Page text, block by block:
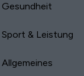
Gesundheit
Sport & Leistung
Allgemeines